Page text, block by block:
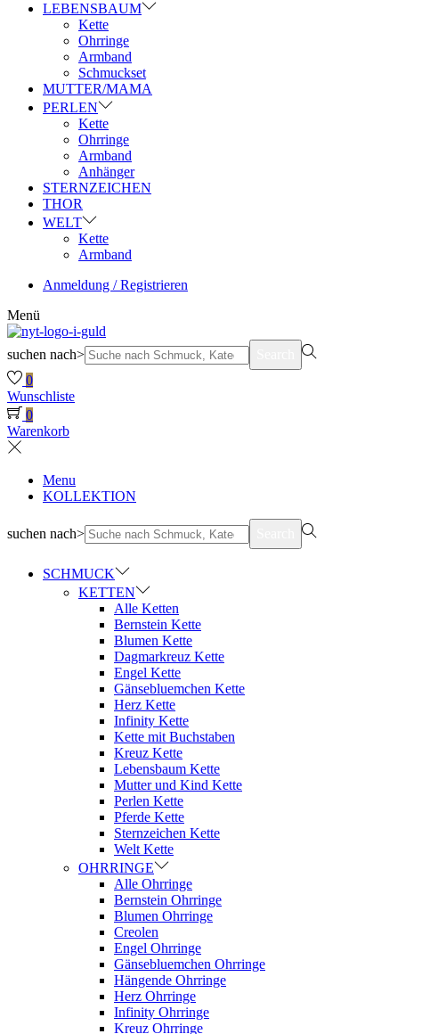
LEBENSBAUM
Kette
Ohrringe
Armband
Schmuckset
MUTTER/MAMA
PERLEN
Kette
Ohrringe
Armband
Anhänger
STERNZEICHEN
THOR
WELT
Kette
Armband
Anmeldung / Registrieren
Menü
suchen nach>
0
Wunschliste
0
Warenkorb
Menu
KOLLEKTION
suchen nach>
SCHMUCK
KETTEN
Alle Ketten
Bernstein Kette
Blumen Kette
Dagmarkreuz Kette
Engel Kette
Gänsebluemchen Kette
Herz Kette
Infinity Kette
Kette mit Buchstaben
Kreuz Kette
Lebensbaum Kette
Mutter und Kind Kette
Perlen Kette
Pferde Kette
Sternzeichen Kette
Welt Kette
OHRRINGE
Alle Ohrringe
Bernstein Ohrringe
Blumen Ohrringe
Creolen
Engel Ohrringe
Gänsebluemchen Ohrringe
Hängende Ohrringe
Herz Ohrringe
Infinity Ohrringe
Kreuz Ohrringe